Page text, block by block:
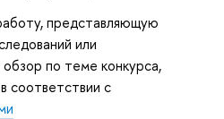
представляющую
или
обзор по теме конкурса,
соответствии с